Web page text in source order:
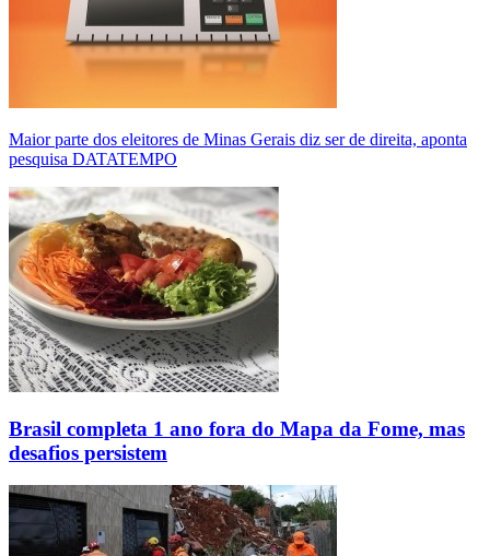
Maior parte dos eleitores de Minas Gerais diz ser de direita, aponta
pesquisa DATATEMPO
Brasil completa 1 ano fora do Mapa da Fome, mas
desafios persistem